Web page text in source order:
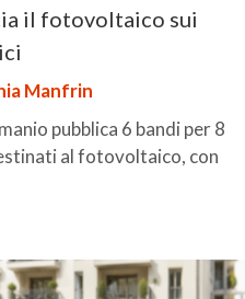
il fotovoltaico sui
Manfrin
pubblica 6 bandi per 8
al fotovoltaico, con